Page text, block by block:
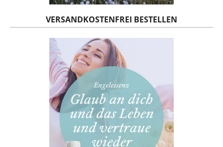
VERSANDKOSTENFREI BESTELLEN